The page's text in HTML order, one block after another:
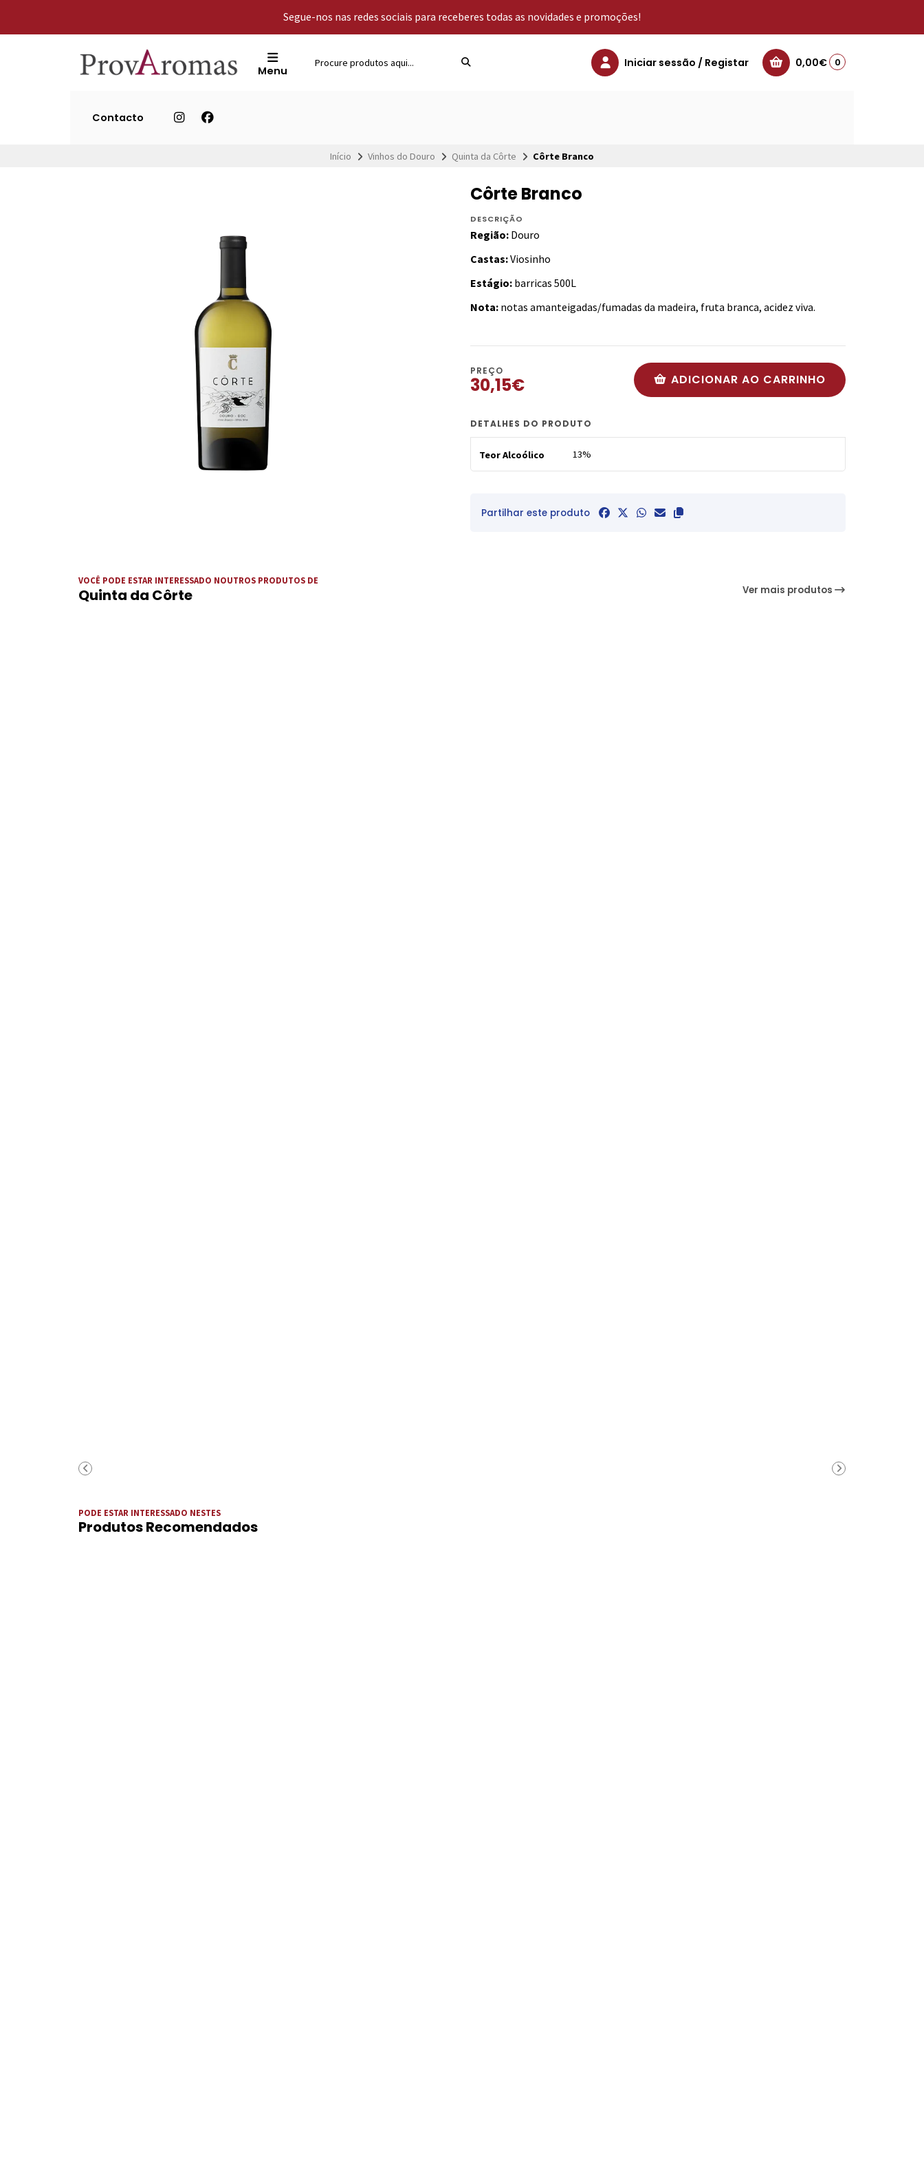
Segue-nos nas redes sociais para receberes todas as novidades e promoções!
Menu
Iniciar sessão / Registar 0,00€ 0
Contacto
Início Vinhos do Douro Quinta da Côrte Côrte Branco
Côrte Branco
DESCRIÇÃO
Região: Douro
Castas:Viosinho
Estágio: barricas 500L
Nota: notas amanteigadas/fumadas da madeira, fruta branca, acidez viva.
PREÇO
30,15€ ADICIONAR AO CARRINHO
DETALHES DO PRODUTO
Teor Alcoólico 13%
Partilhar este produto
VOCÊ PODE ESTAR INTERESSADO NOUTROS PRODUTOS DE
Quinta da Côrte Ver mais produtos
PODE ESTAR INTERESSADO NESTES
Produtos Recomendados